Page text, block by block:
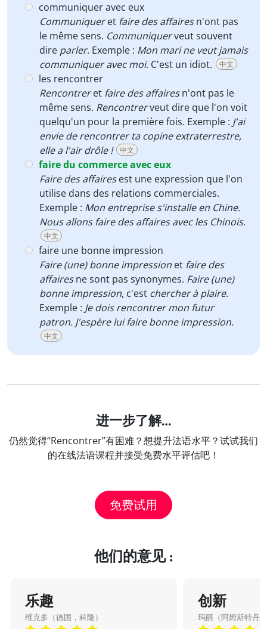
communiquer avec eux
Communiqueret faire des affairesn'ont pas
le même sens. Communiquerveut souvent
dire parler. Exemple : Mon mari ne veut jamais
communiquer avec moi. C'est un idiot. 中文
les rencontrer
Rencontreret faire des affairesn'ont pas le
même sens. Rencontrerveut dire que l'on voit
quelqu'un pour la première fois. Exemple : J'ai
envie de rencontrer ta copine extraterrestre,
elle a l'air drôle !
中文
faire du commerce avec eux
Faire des affairesest une expression que l'on
utilise dans des relations commerciales.
Exemple : Mon entreprise s'installe en Chine.
Nous allons faire des affaires avec les Chinois.
中文
faire une bonne impression
Faire (une) bonne impression et faire des
affairesne sont pas synonymes. Faire (une)
bonne impression, c'est chercher à plaire.
Exemple : Je dois rencontrer mon futur
patron. J'espère lui faire bonne impression.
中文
进一步了解…
仍然觉得“Rencontrer”有困难？想提升法语水平？试试我们
的在线法语课程并接受免费水平评估吧！
免费试用
他们的意见 :
乐趣
维克多（德国，科隆）
创新
玛丽（阿姆斯特丹